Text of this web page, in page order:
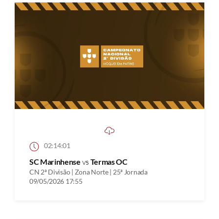
02:14:01
SC Marinhense vs Termas OC
CN 2ª Divisão | Zona Norte | 25ª Jornada
09/05/2026 17:55